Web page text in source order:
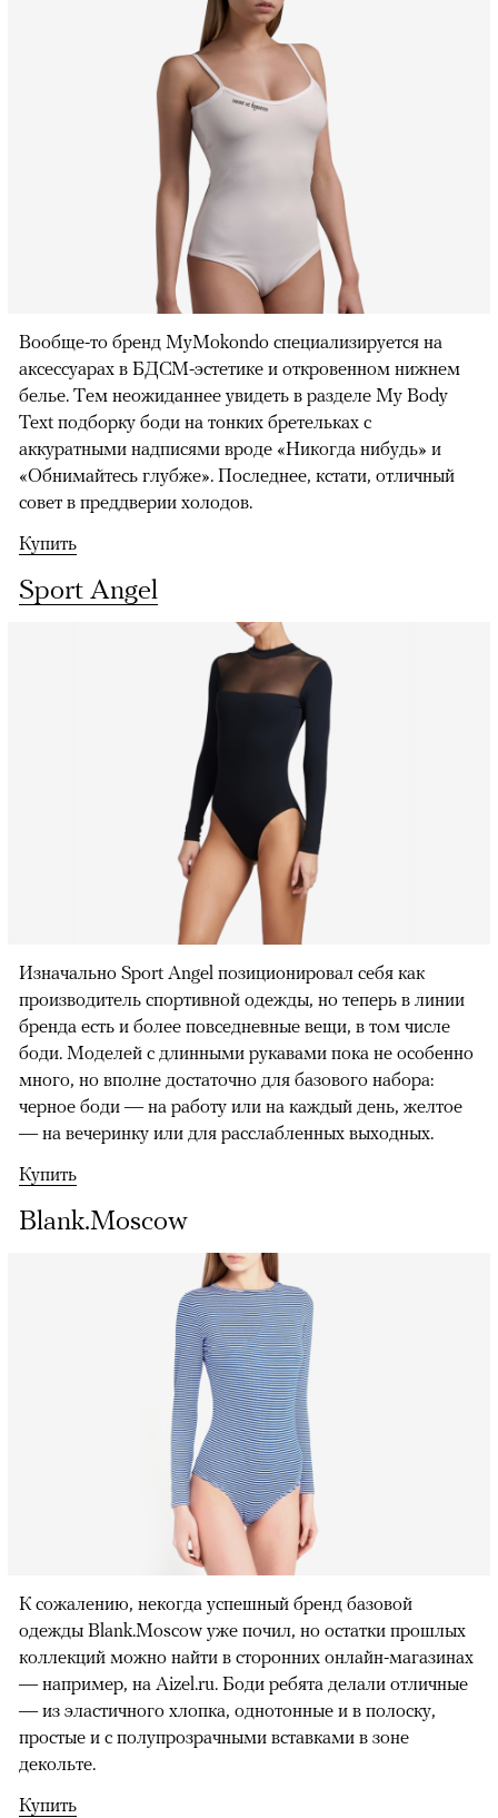
Вообще-то бренд MyMokondo специализируется на
аксессуарах в БДСМ-эстетике и откровенном нижнем
белье. Тем неожиданнее увидеть в разделе My Body
Text подборку боди на тонких бретельках с
аккуратными надписями вроде «Никогда нибудь» и
«Обнимайтесь глубже». Последнее, кстати, отличный
совет в преддверии холодов.
Купить
Sport Angel
Изначально Sport Angel позиционировал себя как
производитель спортивной одежды, но теперь в линии
бренда есть и более повседневные вещи, в том числе
боди. Моделей с длинными рукавами пока не особенно
много, но вполне достаточно для базового набора:
черное боди — на работу или на каждый день, желтое
— на вечеринку или для расслабленных выходных.
Купить
Blank.Moscow
К сожалению, некогда успешный бренд базовой
одежды Blank.Moscow уже почил, но остатки прошлых
коллекций можно найти в сторонних онлайн-магазинах
— например, на Aizel.ru. Боди ребята делали отличные
— из эластичного хлопка, однотонные и в полоску,
простые и с полупрозрачными вставками в зоне
декольте.
Купить